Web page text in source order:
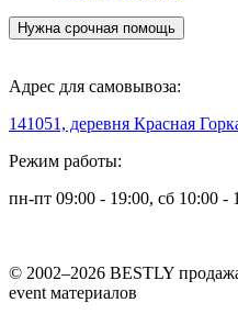
Нужна срочная помощь
Адрес для самовывоза:
141051, деревня Красная
Режим работы:
пн-пт 09:00 - 19:00, сб 10:00 -
© 2002–2026 BESTLY
event материалов